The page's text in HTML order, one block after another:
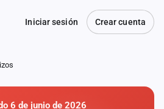
Iniciar sesión Crear cuenta
6 de junio de 2026